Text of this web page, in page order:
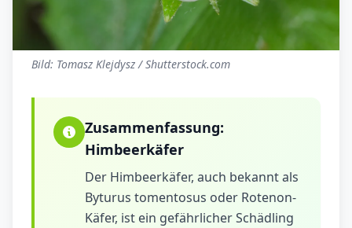
Bild: Tomasz Klejdysz / Shutterstock.com
Zusammenfassung:
Himbeerkäfer
Der Himbeerkäfer, auch bekannt als
Byturus tomentosus oder Rotenon-
Käfer, ist ein gefährlicher Schädling